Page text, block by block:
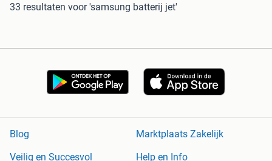
33 resultaten voor 'samsung batterij jet'
Blog
Marktplaats Zakelijk
Veilig en Succesvol
Help en Info